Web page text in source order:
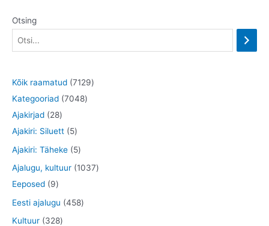
Otsing
Kõik raamatud 71297
o
Kategooriad 70487
t
Ajakirjad 282
8
t
Ajakiri: Siluett 55
t
o
Ajakiri: Täheke 55
t
o
Ajalugu, kultuur 10371
Eeposed 99
t
o
Eesti ajalugu 4584
Kultuur 3283